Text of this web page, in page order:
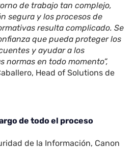
de trabajo tan complejo,
segura y los procesos de
resulta complicado. Se
que pueda proteger los
y ayudar a los
normas en todo momento”,
Head of Solutions de
de todo el proceso
de la Información, Canon